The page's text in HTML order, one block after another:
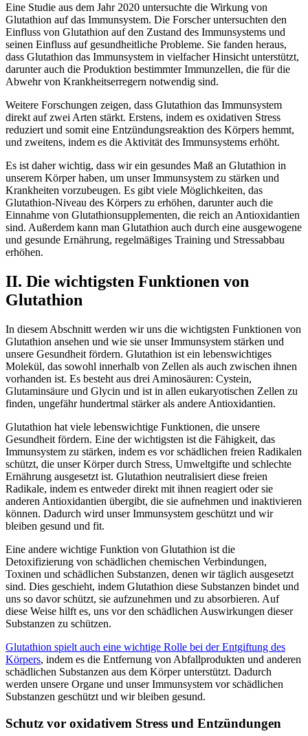
Eine Studie aus dem Jahr 2020 untersuchte die Wirkung von
Glutathion auf das Immunsystem. Die Forscher untersuchten den
Einfluss von Glutathion auf den Zustand des Immunsystems und
seinen Einfluss auf gesundheitliche Probleme. Sie fanden heraus,
dass Glutathion das Immunsystem in vielfacher Hinsicht unterstützt,
darunter auch die Produktion bestimmter Immunzellen, die für die
Abwehr von Krankheitserregern notwendig sind.
Weitere Forschungen zeigen, dass Glutathion das Immunsystem
direkt auf zwei Arten stärkt. Erstens, indem es oxidativen Stress
reduziert und somit eine Entzündungsreaktion des Körpers hemmt,
und zweitens, indem es die Aktivität des Immunsystems erhöht.
Es ist daher wichtig, dass wir ein gesundes Maß an Glutathion in
unserem Körper haben, um unser Immunsystem zu stärken und
Krankheiten vorzubeugen. Es gibt viele Möglichkeiten, das
Glutathion-Niveau des Körpers zu erhöhen, darunter auch die
Einnahme von Glutathionsupplementen, die reich an Antioxidantien
sind. Außerdem kann man Glutathion auch durch eine ausgewogene
und gesunde Ernährung, regelmäßiges Training und Stressabbau
erhöhen.
II. Die wichtigsten Funktionen von
Glutathion
In diesem Abschnitt werden wir uns die wichtigsten Funktionen von
Glutathion ansehen und wie sie unser Immunsystem stärken und
unsere Gesundheit fördern. Glutathion ist ein lebenswichtiges
Molekül, das sowohl innerhalb von Zellen als auch zwischen ihnen
vorhanden ist. Es besteht aus drei Aminosäuren: Cystein,
Glutaminsäure und Glycin und ist in allen eukaryotischen Zellen zu
finden, ungefähr hundertmal stärker als andere Antioxidantien.
Glutathion hat viele lebenswichtige Funktionen, die unsere
Gesundheit fördern. Eine der wichtigsten ist die Fähigkeit, das
Immunsystem zu stärken, indem es vor schädlichen freien Radikalen
schützt, die unser Körper durch Stress, Umweltgifte und schlechte
Ernährung ausgesetzt ist. Glutathion neutralisiert diese freien
Radikale, indem es entweder direkt mit ihnen reagiert oder sie
anderen Antioxidantien übergibt, die sie aufnehmen und inaktivieren
können. Dadurch wird unser Immunsystem geschützt und wir
bleiben gesund und fit.
Eine andere wichtige Funktion von Glutathion ist die
Detoxifizierung von schädlichen chemischen Verbindungen,
Toxinen und schädlichen Substanzen, denen wir täglich ausgesetzt
sind. Dies geschieht, indem Glutathion diese Substanzen bindet und
uns so davor schützt, sie aufzunehmen und zu absorbieren. Auf
diese Weise hilft es, uns vor den schädlichen Auswirkungen dieser
Substanzen zu schützen.
Glutathion spielt auch eine wichtige Rolle bei der Entgiftung des
Körpers, indem es die Entfernung von Abfallprodukten und anderen
schädlichen Substanzen aus dem Körper unterstützt. Dadurch
werden unsere Organe und unser Immunsystem vor schädlichen
Substanzen geschützt und wir bleiben gesund.
Schutz vor oxidativem Stress und Entzündungen